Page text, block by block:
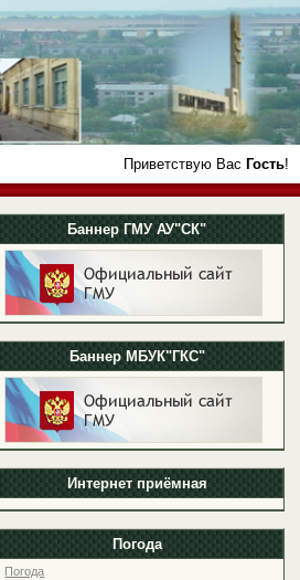
Приветствую Вас Гость!
Баннер ГМУ АУ"СК"
Баннер МБУК"ГКС"
Интернет приёмная
Погода
Погода